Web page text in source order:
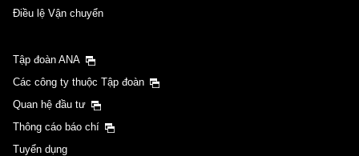
Điều lệ Vận chuyển
Tập đoàn ANA
Các công ty thuộc Tập đoàn
Quan hệ đầu tư
Thông cáo báo chí
Tuyển dụng